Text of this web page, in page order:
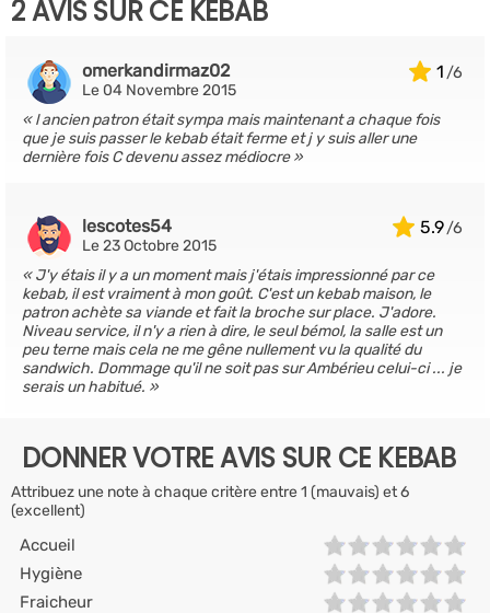
2 AVIS SUR CE KEBAB
1
omerkandirmaz02
Le 04 Novembre 2015
l ancien patron était sympa mais maintenant a chaque fois
que je suis passer le kebab était ferme et j y suis aller une
dernière fois C devenu assez médiocre
5.9
lescotes54
Le 23 Octobre 2015
J'y étais il y a un moment mais j'étais impressionné par ce
kebab, il est vraiment à mon goût. C'est un kebab maison, le
patron achète sa viande et fait la broche sur place. J'adore.
Niveau service, il n'y a rien à dire, le seul bémol, la salle est un
peu terne mais cela ne me gêne nullement vu la qualité du
sandwich. Dommage qu'il ne soit pas sur Ambérieu celui-ci ... je
serais un habitué.
DONNER VOTRE AVIS SUR CE KEBAB
Attribuez une note à chaque critère entre 1 (mauvais) et 6
(excellent)
Accueil
Hygiène
Fraicheur